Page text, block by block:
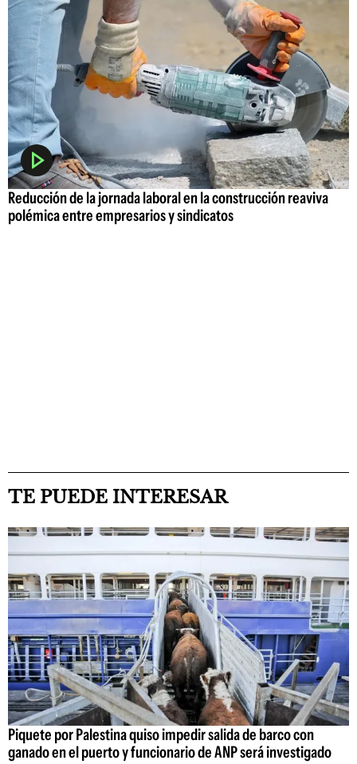
Reducción de la jornada laboral en la construcción reaviva
polémica entre empresarios y sindicatos
TE PUEDE INTERESAR
Piquete por Palestina quiso impedir salida de barco con
ganado en el puerto y funcionario de ANP será investigado